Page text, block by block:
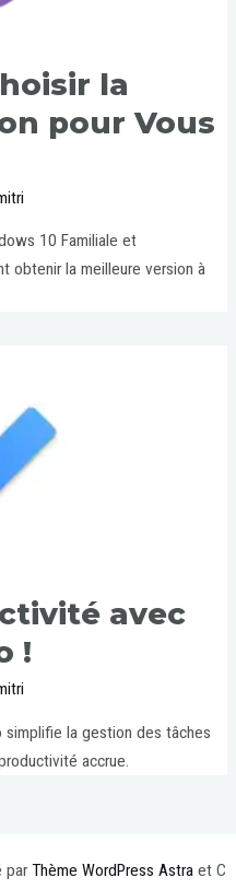
la
pour Vous
10 Familiale et
obtenir la meilleure version à
avec
!
simplifie la gestion des tâches
accrue.
par Thème WordPress Astraet C